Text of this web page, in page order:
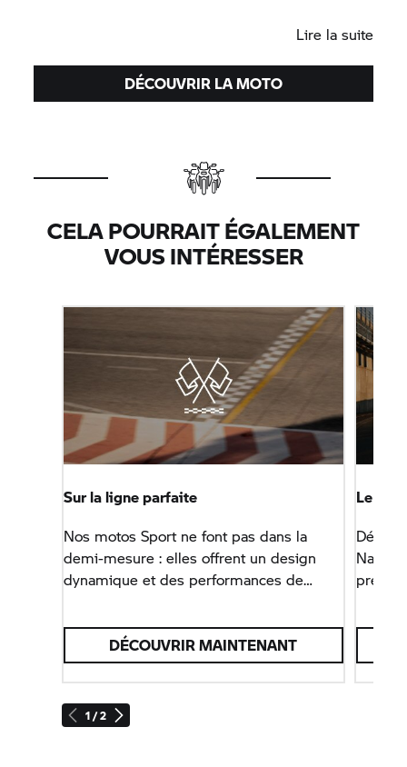
Lire la suite
DÉCOUVRIR LA MOTO
CELA POURRAIT ÉGALEMENT
VOUS INTÉRESSER
1 / 2
Sur la ligne parfaite
Nos motos Sport ne font pas dans la
demi-mesure : elles offrent un design
dynamique et des performances de
DÉCOUVRIR MAINTENANT
Le
Naked